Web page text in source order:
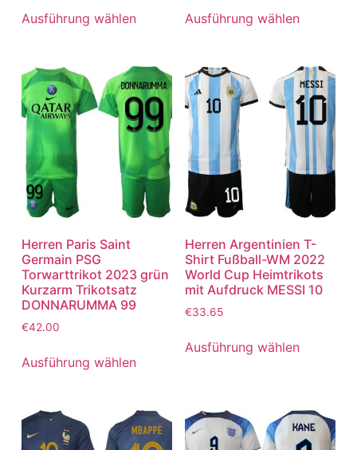
Ausführung wählen Ausführung wählen
Herren Paris Saint
Germain PSG
Torwarttrikot 2023 grün
Kurzarm Trikotsatz
DONNARUMMA 99
€42.00
Ausführung wählen
Herren Argentinien T-
Shirt Fußball-WM 2022
World Cup Heimtrikots
mit Aufdruck MESSI 10
€33.65
Ausführung wählen